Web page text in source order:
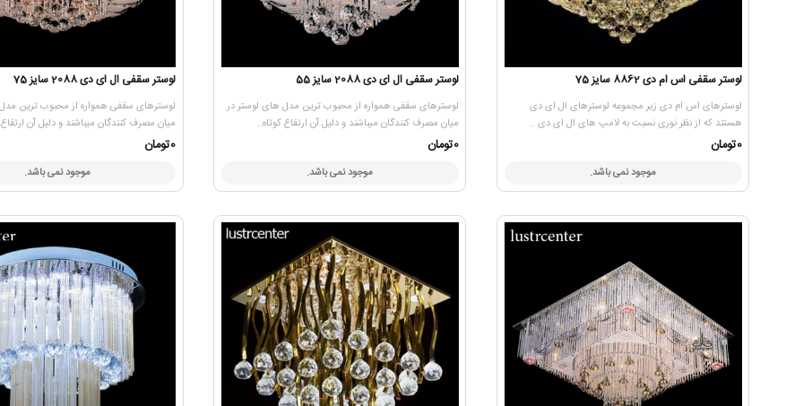
لوستر سقفی اس ام دی 8862 سایز 75
لوسترهای اس ام دی زیر مجموعه لوسترهای ال ای دی
هستند که از نظر نوری نسبت به لامپ های ال ای دی ..
0تومان
موجود نمی باشد.
لوستر سقفی ال ای دی 2088 سایز 55
لوسترهای سقفی همواره از محبوب ترین مدل های لوستر در
میان مصرف کنندگان میباشند و دلیل آن ارتفاع کوتاه..
0تومان
موجود نمی باشد.
لوستر سقفی ال ای دی 2088 سایز 75
لوسترهای سقفی همواره از محبوب ترین
میان مصرف کنندگان میباشند و دلیل آن ارتفاع
0تومان
موجود نمی باشد.